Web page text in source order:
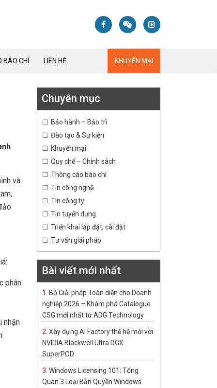
BÁO CHÍ LIÊN HỆ KHUYẾN MẠI
và
phân
nhận
Chuyên mục
Bảo hành – Bảo trì
Đào tạo & Sự kiện
Khuyến mại
Quy chế – Chính sách
Thông cáo báo chí
Tin công nghệ
Tin công ty
Tin tuyển dụng
Triển khai lắp đặt, cài đặt
Tư vấn giải pháp
Bài viết mới nhất
Bộ Giải pháp Toàn diện cho Doanh
nghiệp 2026 – Khám phá Catalogue
CSG mới nhất từ ADG Technology
Xây dựng AI Factory thế hệ mới với
NVIDIA Blackwell Ultra DGX
SuperPOD
Windows Licensing 101: Tổng
Quan 3 Loại Bản Quyền Windows